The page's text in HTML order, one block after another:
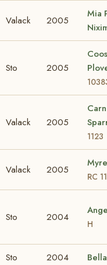
Valack 2005
Mia
Sto 2005
Valack 2005
1123
Valack 2005
RC
Sto 2004
H
Sto 2004